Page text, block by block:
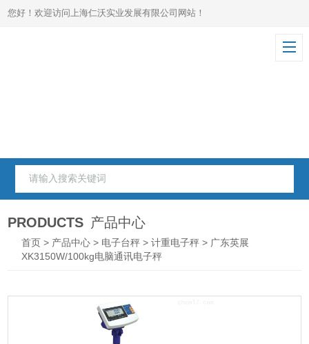
您好！欢迎访问上海仁沃实业发展有限公司网站！
PRODUCTS 产品中心
首页 > 产品中心 > 电子台秤 >计重电子秤 > 广东英展
XK3150W/100kg电脑通讯电子秤